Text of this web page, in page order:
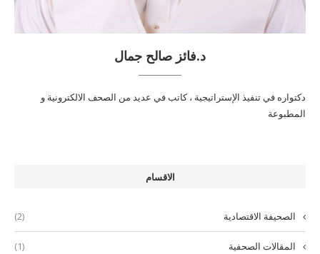
د.فائز صالح جمال
دكتواره في تنفيذ الإستراتيجية ، كاتب في عديد من الصحف الالكترونية و
المطبوعة
الاقسام
الصحيفة الاقتصادية (2)
المقالات الصحفية (1)